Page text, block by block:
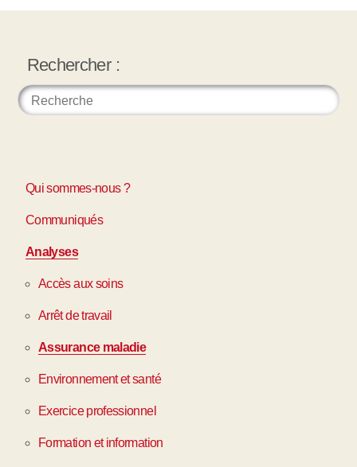
Rechercher :
Qui sommes-nous ?
Communiqués
Analyses
Accès aux soins
Arrêt de travail
Assurance maladie
Environnement et santé
Exercice professionnel
Formation et information